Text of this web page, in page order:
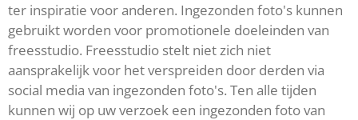
ter inspiratie voor anderen. Ingezonden foto's kunnen
gebruikt worden voor promotionele doeleinden van
freesstudio. Freesstudio stelt niet zich niet
aansprakelijk voor het verspreiden door derden via
social media van ingezonden foto's. Ten alle tijden
kunnen wij op uw verzoek een ingezonden foto van